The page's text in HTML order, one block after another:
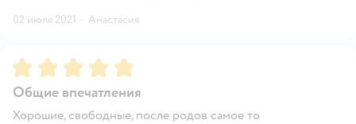
02 июля 2021 · Анастасия
Рейтинг:5
Общие впечатления
Хорошие, свободные, после родов самое то